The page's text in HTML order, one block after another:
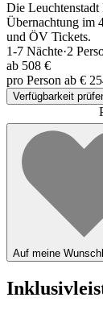
Die
Übernachtung im
und ÖV Tickets.
1-7 Nächte·2
ab 508 €
pro Person ab €
Verfügbarkeit
Auf meine